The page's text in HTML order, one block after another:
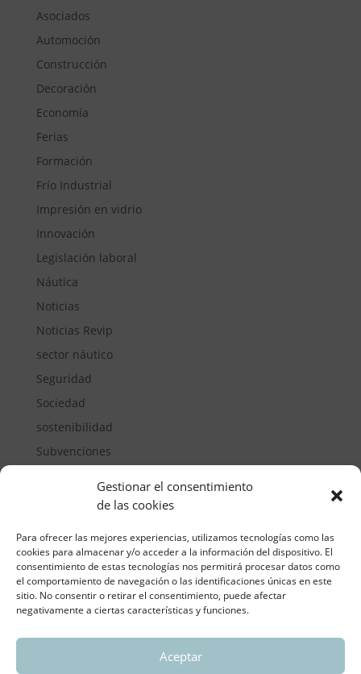
Gestionar el consentimiento
de las cookies
Para ofrecer las mejores experiencias, utilizamos tecnologías como las
cookies para almacenar y/o acceder a la información del dispositivo. El
consentimiento de estas tecnologías nos permitirá procesar datos como
el comportamiento de navegación o las identificaciones únicas en este
sitio. No consentir o retirar el consentimiento, puede afectar
negativamente a ciertas características y funciones.
Aceptar
Asociados
Automoción
Construcción
Decoración
Economía
Ferias
Formación
Frío Industrial
Impresión en vidrio
Innovación
Legislación laboral
Náutica
Noticias
Noticias Revip
sector náutico
Seguridad
Sociedad
sostenibilidad
Subvenciones
ASOCIACIÓN REGIONAL VALENCIANA DE